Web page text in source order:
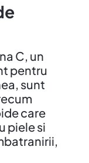
C, un
pentru
sunt
care
piele si